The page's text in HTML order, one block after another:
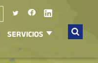
SERVICIOS
por: